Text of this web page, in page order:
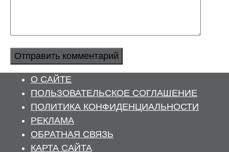
О САЙТЕ
ПОЛЬЗОВАТЕЛЬСКОЕ СОГЛАШЕНИЕ
ПОЛИТИКА КОНФИДЕНЦИАЛЬНОСТИ
РЕКЛАМА
ОБРАТНАЯ СВЯЗЬ
КАРТА САЙТА